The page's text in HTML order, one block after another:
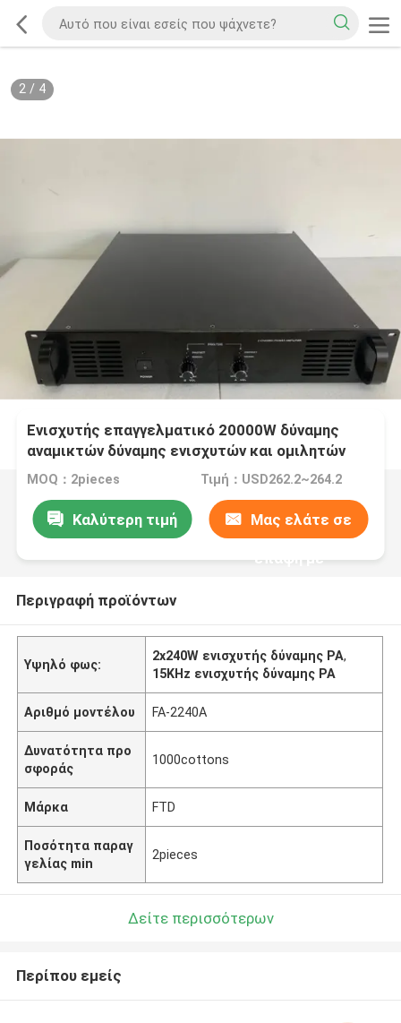
2/ 4
Ενισχυτής επαγγελματικό 20000W δύναμης
αναμικτών δύναμης ενισχυτών και ομιλητών
ενισχυτών 2*240W δύναμης PA
MOQ：2pieces Τιμή：USD262.2~264.2
Καλύτερη τιμή Μας ελάτε σε
επαφή με
Περιγραφή προϊόντων
Υψηλό φως:
2x240W ενισχυτής δύναμης PA,
15KHz ενισχυτής δύναμης PA
Αριθμό μοντέλου FA-2240A
Δυνατότητα προ
σφοράς
1000cottons
Μάρκα FTD
Ποσότητα παραγ
γελίας min
2pieces
Δείτε περισσότερων
Περίπου εμείς